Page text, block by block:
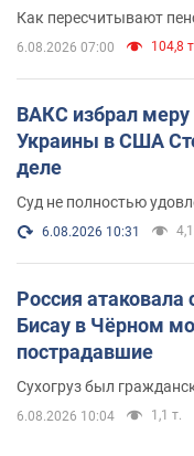
Как пересчитывают
6.08.2026 07:00 104,8
ВАКС избрал меру
Украины в США
деле
Суд не полностью
6.08.2026 10:31 4,1
Россия атаковала
Бисау в Чёрном
пострадавшие
Сухогруз был
6.08.2026 10:04 1,1 т.